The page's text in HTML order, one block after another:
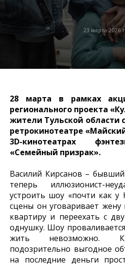
23 марта 2026
28 марта в рамках
регионального проекта
жители Тульской области
ретрокинотеатре
3D-кинотеатрах
«Семейный призрак».
Василий Кирсанов –
теперь иллюзионист-
устроить шоу «почти как у
сцены он уговаривает
квартиру и переехать с
однушку. Шоу
жить невозможно.
подозрительно выгодное
на последние деньги